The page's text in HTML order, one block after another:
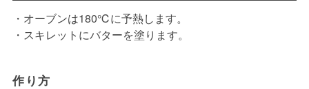
・オーブンは180℃に予熱します。
・スキレットにバターを塗ります。
作り方